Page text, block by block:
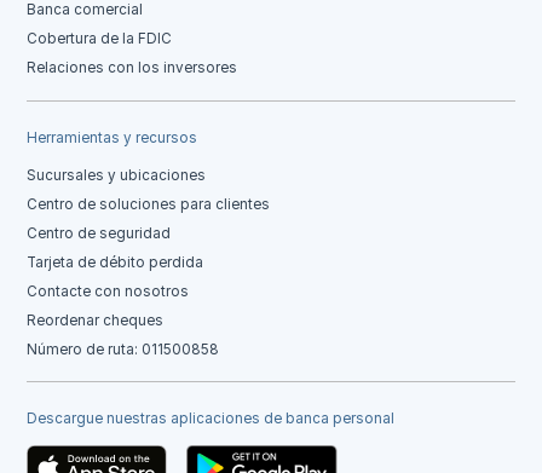
Banca comercial
Cobertura de la FDIC
Relaciones con los inversores
Herramientas y recursos
Sucursales y ubicaciones
Centro de soluciones para clientes
Centro de seguridad
Tarjeta de débito perdida
Contacte con nosotros
Reordenar cheques
Número de ruta: 011500858
Descargue nuestras aplicaciones de banca personal